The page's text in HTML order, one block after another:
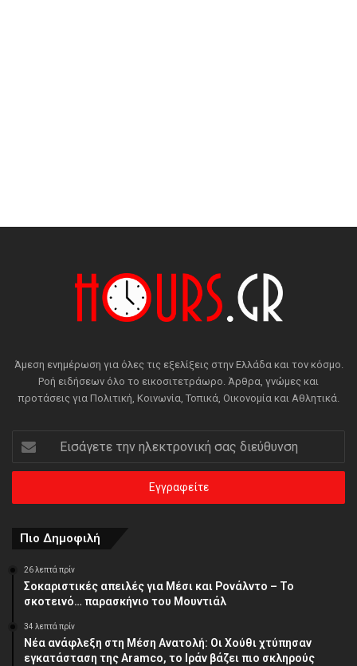
Άμεση ενημέρωση για όλες τις εξελίξεις στην Ελλάδα και τον κόσμο.
Ροή ειδήσεων όλο το εικοσιτετράωρο. Άρθρα, γνώμες και
προτάσεις για Πολιτική, Κοινωνία, Τοπικά, Οικονομία και Αθλητικά.
Εισάγετε
την
ηλεκτρονική
διεύθυνση
Πιο Δημοφιλή
26 λεπτά πρίν
Σοκαριστικές απειλές για Μέσι και Ρονάλντο – Το
σκοτεινό… παρασκήνιο του Μουντιάλ
34 λεπτά πρίν
Νέα ανάφλεξη στη Μέση Ανατολή: Οι Χούθι χτύπησαν
εγκατάσταση της Aramco, το Ιράν βάζει πιο σκληρούς